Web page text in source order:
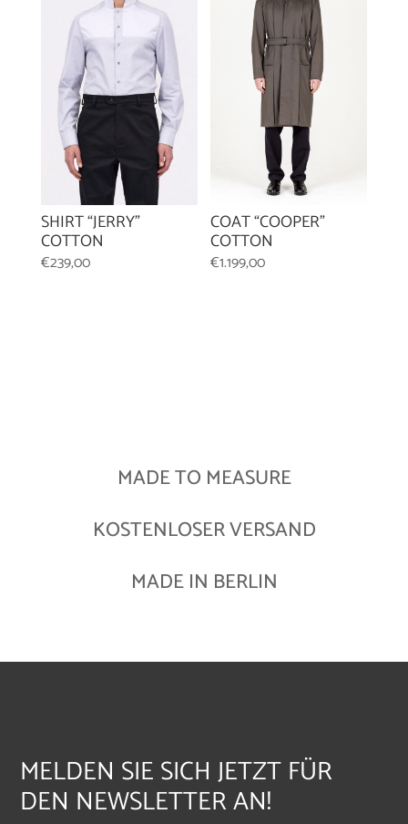
SHIRT “JERRY”
COTTON
€239,00
COAT “COOPER”
COTTON
€1.199,00
MADE TO MEASURE
KOSTENLOSER VERSAND
MADE IN BERLIN
MELDEN SIE SICH JETZT FÜR
DEN NEWSLETTER AN!